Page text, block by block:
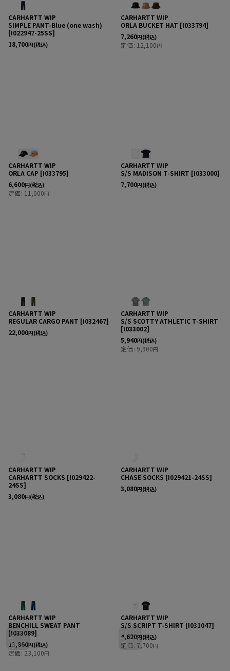
CARHARTT WIP
SIMPLE PANT-Blue (one wash)
[I022947-25SS]
18,700円(税込)
CARHARTT WIP
ORLA BUCKET HAT [I033794]
7,260円(税込)
定価: 12,100円
CARHARTT WIP
ORLA CAP [I033795]
6,600円(税込)
定価: 11,000円
CARHARTT WIP
S/S MADISON T-SHIRT [I033000]
7,700円(税込)
CARHARTT WIP
REGULAR CARGO PANT [I032467]
22,000円(税込)
CARHARTT WIP
S/S SCOTTY ATHLETIC T-SHIRT
[I033002]
5,940円(税込)
定価: 9,900円
CARHARTT WIP
CARHARTT SOCKS [I029422-
24SS]
3,080円(税込)
CARHARTT WIP
CHASE SOCKS [I029421-24SS]
3,080円(税込)
CARHARTT WIP
BENCHILL SWEAT PANT
[I033089]
13,860円(税込)
定価: 23,100円
CARHARTT WIP
S/S SCRIPT T-SHIRT [I031047]
4,620円(税込)
定価: 7,700円